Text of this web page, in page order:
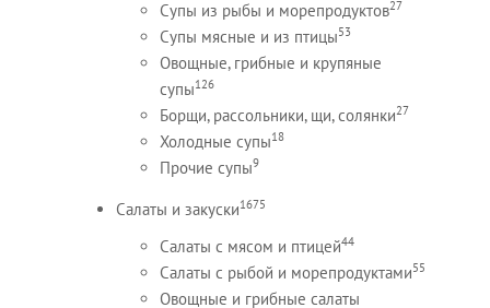
Супы из рыбы и морепродуктов27
Супы мясные и из птицы53
Овощные, грибные и крупяные
супы126
Борщи, рассольники, щи, солянки27
Холодные супы18
Прочие супы9
Салаты и закуски1675
Салаты с мясом и птицей44
Салаты с рыбой и морепродуктами55
Овощные и грибные салаты